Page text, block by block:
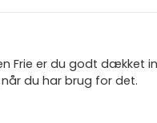
Frie er du godt dækket
du har brug for det.